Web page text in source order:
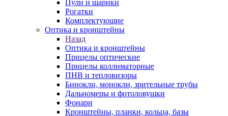
Пули и шарики
Рогатки
Комплектующие
Оптика и кронштейны
Назад
Оптика и кронштейны
Прицелы оптические
Прицелы коллиматорные
ПНВ и тепловизоры
Бинокли, монокли, зрительные трубы
Дальномеры и фотоловушки
Фонари
Кронштейны, планки, кольца, базы